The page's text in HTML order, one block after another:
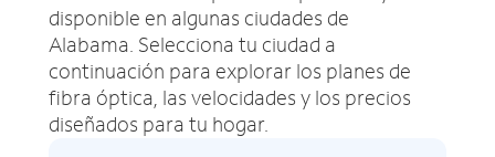
disponible en algunas ciudades de
Alabama. Selecciona tu ciudad a
continuación para explorar los planes de
fibra óptica, las velocidades y los precios
diseñados para tu hogar.